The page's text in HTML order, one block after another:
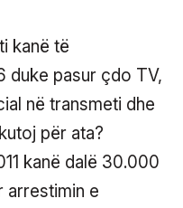
kanë të
duke pasur çdo TV,
në transmeti dhe
për ata?
kanë dalë 30.000
arrestimin e